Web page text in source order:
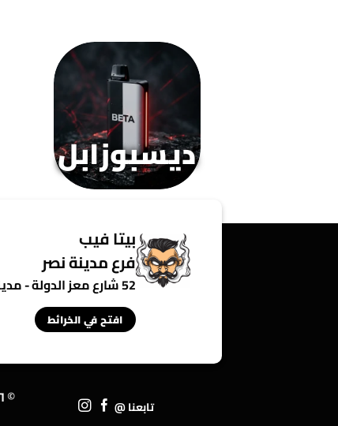
اختيار
على
صفحة
المنتج
ديسبوزابل
بيتا فيب
فرع مدينة نصر
52 شارع معز الدولة - مدينة نصر - القاهرة - مصر
افتح في الخرائط
تابعنا @ © ٢٠٢٦ • ١TP٢٥T